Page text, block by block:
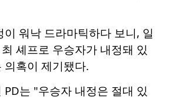
워낙 드라마틱하다 보니, 일
셰프로 우승자가 내정돼 있
의혹이 제기됐다.
는 "우승자 내정은 절대 있